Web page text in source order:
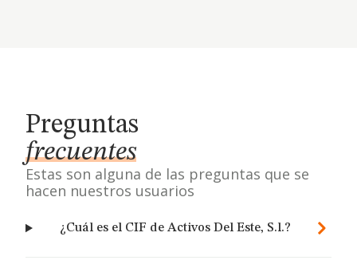
Preguntas
frecuentes
Estas son alguna de las preguntas que se
hacen nuestros usuarios
¿Cuál es el CIF de Activos Del Este, S.l.?